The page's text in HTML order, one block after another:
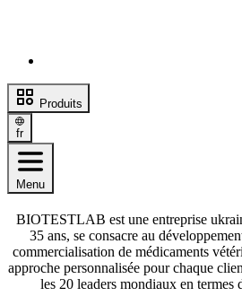
Produits
fr
Menu
BIOTESTLAB est une entreprise
35 ans, se consacre au
commercialisation de médicaments
approche personnalisée pour chaque
les 20 leaders mondiaux en termes